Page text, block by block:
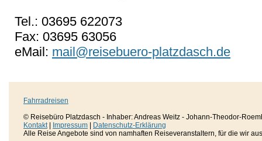
Tel.: 03695 622073
Fax: 03695 63056
eMail: mail@reisebuero-platzdasch.de
Fahrradreisen
© Reisebüro Platzdasch - Inhaber: Andreas Weitz - Johann-Theodor-
Kontakt| Impressum
Datenschutz-Erklärung
Alle Reise Angebote sind von namhaften Reiseveranstaltern, für die wir